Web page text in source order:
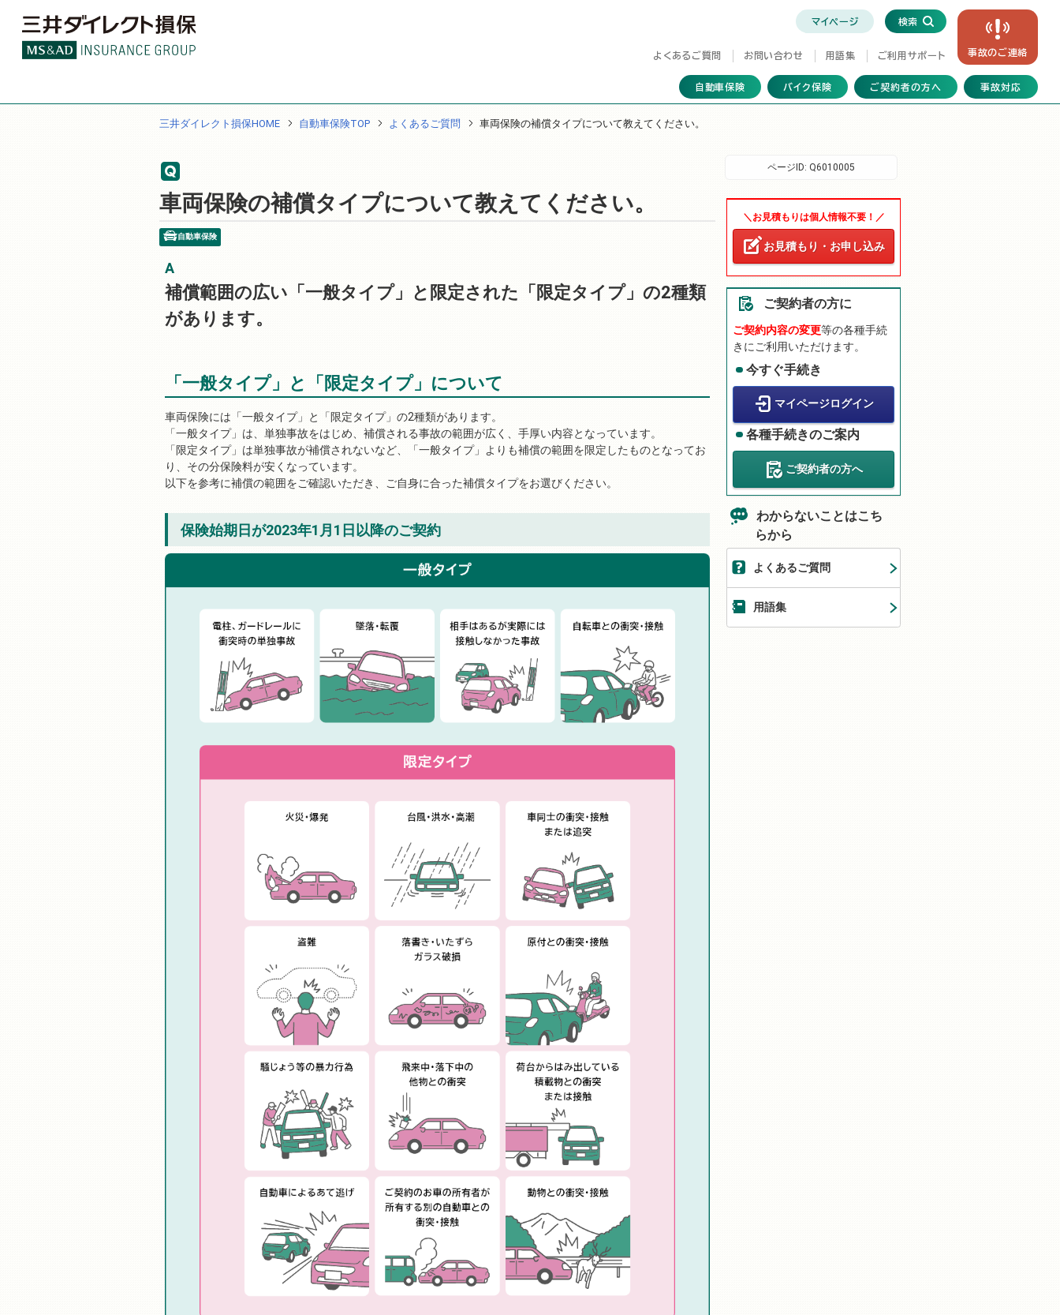
マイページ 検索
事故のご連絡
よくあるご質問 お問い合わせ 用語集 ご利用サポート
自動車保険 バイク保険 ご契約者の方へ 事故対応
三井ダイレクト損保HOME 自動車保険TOP よくあるご質問 車両保険の補償タイプについて教えてください。
車両保険の補償タイプについて教えてください。
自動車保険
補償範囲の広い「一般タイプ」と限定された「限定タイプ」の2種類
があります。
「一般タイプ」と「限定タイプ」について
車両保険には「一般タイプ」と「限定タイプ」の2種類があります。
「一般タイプ」は、単独事故をはじめ、補償される事故の範囲が広く、手厚い内容となっています。
「限定タイプ」は単独事故が補償されないなど、「一般タイプ」よりも補償の範囲を限定したものとなってお
り、その分保険料が安くなっています。
以下を参考に補償の範囲をご確認いただき、ご自身に合った補償タイプをお選びください。
保険始期日が2023年1月1日以降のご契約
＼お見積もりは個人情報不要！／
お見積もり・お申し込み
ご契約者の方に
ご契約内容の変更等の各種手続
きにご利用いただけます。
今すぐ手続き
マイページログイン
各種手続きのご案内
ご契約者の方へ
わからないことはこち
らから
よくあるご質問
用語集
ページID: Q6010005